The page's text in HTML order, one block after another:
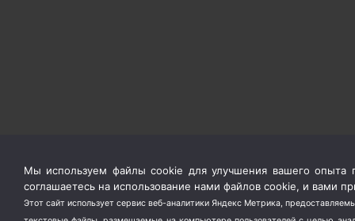
Мы используем файлы cookie для улучшения вашего опыта
соглашаетесь на использование нами файлов cookie, и вами
Этот сайт использует сервис веб-аналитики Яндекс Метрика,